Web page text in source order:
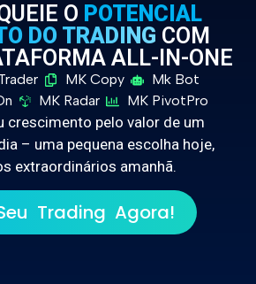
O POTENCIAL
DO TRADING COM
ALL-IN-ONE
MK Copy
Mk Bot
MK Radar MK PivotPro
crescimento pelo valor de um
– uma pequena escolha hoje,
extraordinários amanhã.
Trading Agora!